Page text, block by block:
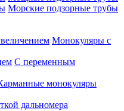
Морские подзорные трубы
Монокуляры с
С переменным
монокуляры
дальномера